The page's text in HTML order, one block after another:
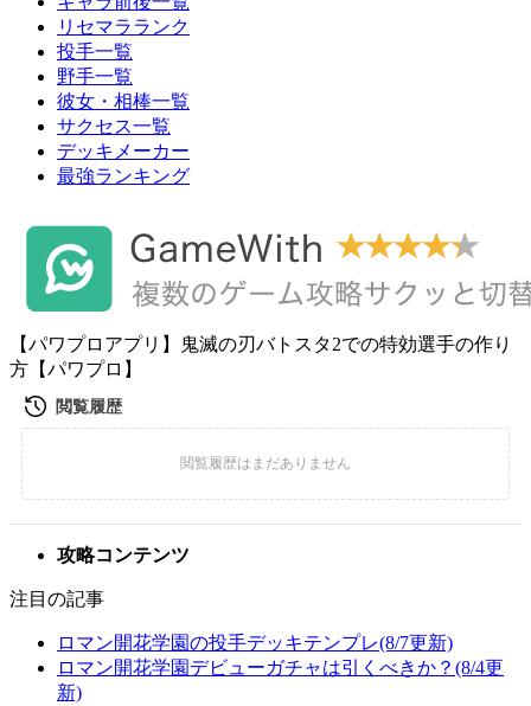
リセマラランク
投手一覧
野手一覧
彼女・相棒一覧
サクセス一覧
デッキメーカー
最強ランキング
【パワプロアプリ】鬼滅の刃バトスタ2での特効選手の作り
方【パワプロ】
攻略コンテンツ
注目の記事
ロマン開花学園の投手デッキテンプレ(8/7更新)
ロマン開花学園デビューガチャは引くべきか？(8/4更
新)